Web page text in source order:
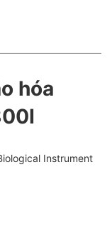
hóa
Instrument